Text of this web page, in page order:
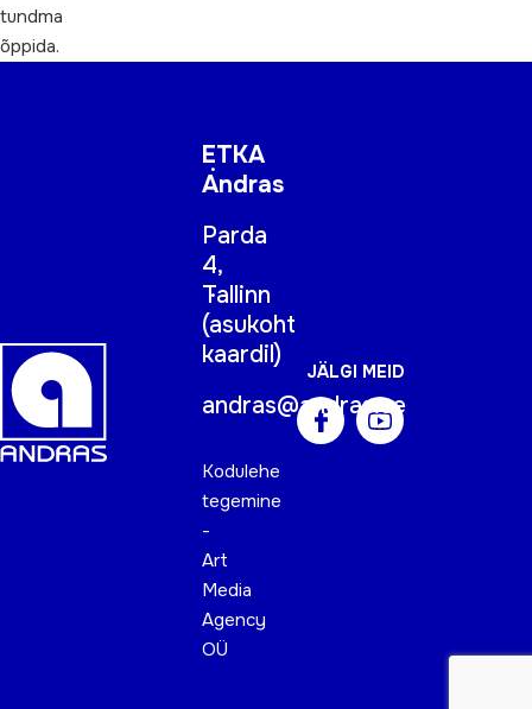
tundma
õppida.
ETKA
Andras
Parda
4,
Tallinn
(asukoht
kaardil)
andras@andras.ee
Kodulehe
tegemine
-
Art
Media
Agency
OÜ
JÄLGI MEID